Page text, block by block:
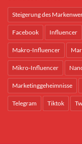
Steigerung des
Facebook Influencer
Makro-Influencer
Mikro-Influencer
Marketinggeheimnisse
Telegram Tiktok